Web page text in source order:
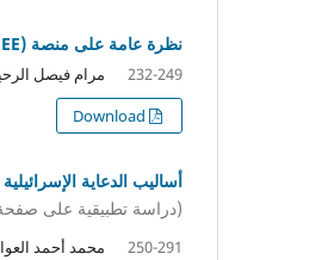
نظرة عامة على منصة Google Earth Engine(GEE) واستخداماتها في الدراسات البيئية
مرام فيصل
232-249
أساليب الدعاية الإسرائيلية
(دراسة تطبيقية على صفحة
محمد أحمد
250-291